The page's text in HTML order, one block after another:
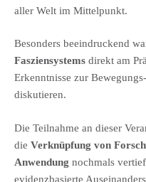
aller Welt im Mittelpunkt.
Besonders beeindruckend
Fasziensystems direkt am
Erkenntnisse zur
diskutieren.
Die Teilnahme an dieser
die Verknüpfung von
Anwendung nochmals
evidenzbasierte